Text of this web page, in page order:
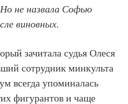
не назвала Софью
виновных.
зачитала судья Олеся
сотрудник минкульта
всегда упоминалась
фигурантов и чаще